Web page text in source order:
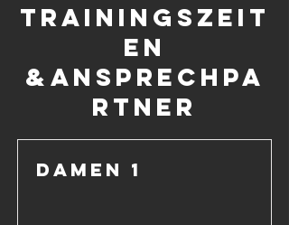
Trainingszeit
en
&Ansprechpa
rtner
Damen 1